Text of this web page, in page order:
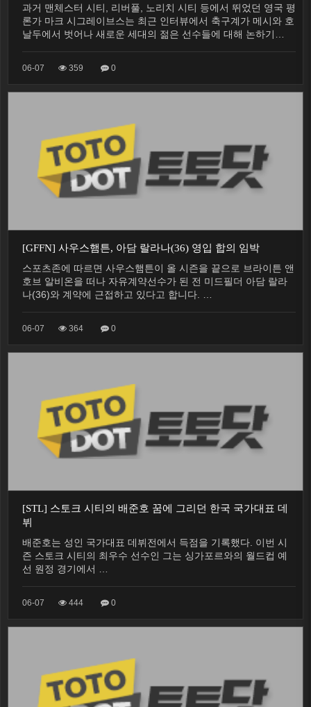
과거 맨체스터 시티, 리버풀, 노리치 시티 등에서 뛰었던 영국 평
론가 마크 시그레이브스는 최근 인터뷰에서 축구계가 메시와 호
날두에서 벗어나 새로운 세대의 젊은 선수들에 대해 논하기…
06-07 359 0
[GFFN] 사우스햄튼, 아담 랄라나(36) 영입 합의 임박
스포츠존에 따르면 사우스햄튼이 올 시즌을 끝으로 브라이튼 앤
호브 알비온을 떠나 자유계약선수가 된 전 미드필더 아담 랄라
나(36)와 계약에 근접하고 있다고 합니다. …
06-07 364 0
[STL] 스토크 시티의 배준호 꿈에 그리던 한국 국가대표 데
뷔
배준호는 성인 국가대표 데뷔전에서 득점을 기록했다. 이번 시
즌 스토크 시티의 최우수 선수인 그는 싱가포르와의 월드컵 예
선 원정 경기에서 …
06-07 444 0